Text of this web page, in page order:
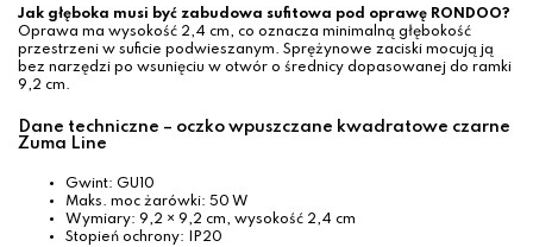
Jak głęboka musi być zabudowa sufitowa pod oprawę RONDOO?
Oprawa ma wysokość 2,4 cm, co oznacza minimalną głębokość
przestrzeni w suficie podwieszanym. Sprężynowe zaciski mocują ją
bez narzędzi po wsunięciu w otwór o średnicy dopasowanej do ramki
9,2 cm.
Dane techniczne – oczko wpuszczane kwadratowe czarne
Zuma Line
Gwint: GU10
Maks. moc żarówki: 50 W
Wymiary: 9,2 × 9,2 cm, wysokość 2,4 cm
Stopień ochrony: IP20